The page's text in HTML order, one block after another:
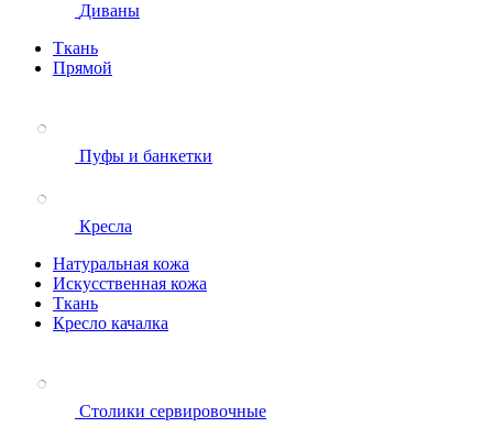
Диваны
Ткань
Прямой
Пуфы и банкетки
Кресла
Натуральная кожа
Искусственная кожа
Ткань
Кресло качалка
Столики сервировочные